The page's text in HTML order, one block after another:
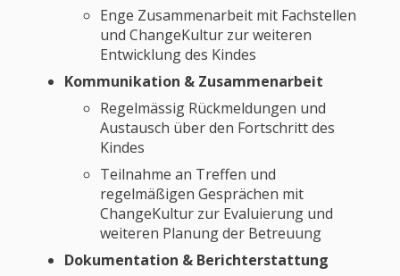
Enge Zusammenarbeit mit Fachstellen
und ChangeKultur zur weiteren
Entwicklung des Kindes
Kommunikation & Zusammenarbeit
Regelmässig Rückmeldungen und
Austausch über den Fortschritt des
Kindes
Teilnahme an Treffen und
regelmäßigen Gesprächen mit
ChangeKultur zur Evaluierung und
weiteren Planung der Betreuung
Dokumentation & Berichterstattung